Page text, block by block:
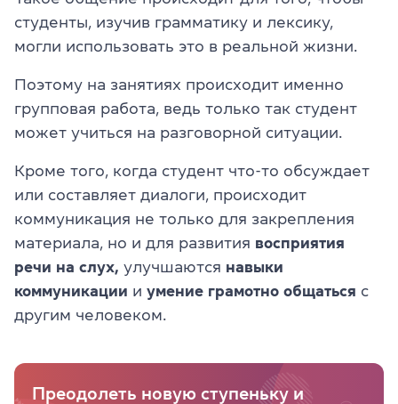
студенты, изучив грамматику и лексику,
могли использовать это в реальной жизни.
Поэтому на занятиях происходит именно
групповая работа, ведь только так студент
может учиться на разговорной ситуации.
Кроме того, когда студент что-то обсуждает
или составляет диалоги, происходит
коммуникация не только для закрепления
материала, но и для развития восприятия
речи на слух, улучшаются навыки
коммуникации и умение грамотно общаться с
другим человеком.
Преодолеть новую ступеньку и